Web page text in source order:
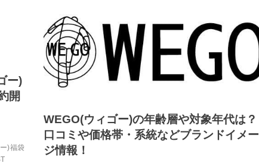
ー)
開
)福袋
WEGO(ウィゴー)の年齢層や対象年代は？
口コミや価格帯・系統などブランドイメー
ジ情報！